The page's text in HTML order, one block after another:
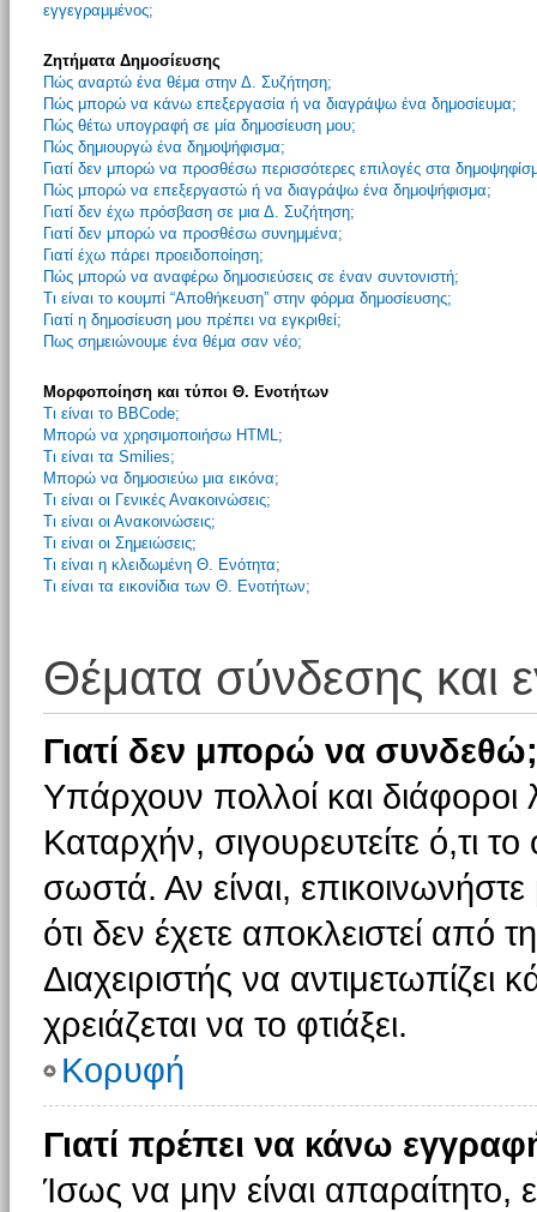
εγγεγραμμένος;
Ζητήματα Δημοσίευσης
Πώς αναρτώ ένα θέμα στην Δ. Συζήτηση;
Πώς μπορώ να κάνω επεξεργασία ή να διαγράψω ένα δημοσίευμα;
Πώς θέτω υπογραφή σε μία δημοσίευση μου;
Πώς δημιουργώ ένα δημοψήφισμα;
Γιατί δεν μπορώ να προσθέσω περισσότερες επιλογές στα
Πώς μπορώ να επεξεργαστώ ή να διαγράψω ένα δημοψήφισμα;
Γιατί δεν έχω πρόσβαση σε μια Δ. Συζήτηση;
Γιατί δεν μπορώ να προσθέσω συνημμένα;
Γιατί έχω πάρει προειδοποίηση;
Πώς μπορώ να αναφέρω δημοσιεύσεις σε έναν συντονιστή;
Τι είναι το κουμπί “Αποθήκευση” στην φόρμα δημοσίευσης;
Γιατί η δημοσίευση μου πρέπει να εγκριθεί;
Πως σημειώνουμε ένα θέμα σαν νέο;
Μορφοποίηση και τύποι Θ. Ενοτήτων
Τι είναι το BBCode;
Μπορώ να χρησιμοποιήσω HTML;
Τι είναι τα Smilies;
Μπορώ να δημοσιεύω μια εικόνα;
Τι είναι οι Γενικές Ανακοινώσεις;
Τι είναι οι Ανακοινώσεις;
Τι είναι οι Σημειώσεις;
Τι είναι η κλειδωμένη Θ. Ενότητα;
Τι είναι τα εικονίδια των Θ. Ενοτήτων;
Θέματα σύνδεσης και
Γιατί δεν μπορώ να συνδεθώ;
Υπάρχουν πολλοί και
Καταρχήν, σιγουρευτείτε ό,τι
σωστά. Αν είναι, επικοινωνήστε
ότι δεν έχετε αποκλειστεί από
Διαχειριστής να αντιμετωπίζει
χρειάζεται να το φτιάξει.
Κορυφή
Γιατί πρέπει να κάνω
Ίσως να μην είναι απαραίτητο,